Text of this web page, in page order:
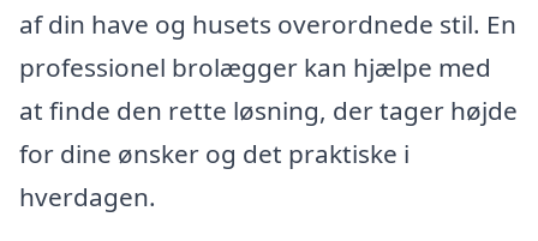
af din have og husets overordnede stil. En
professionel brolægger kan hjælpe med
at finde den rette løsning, der tager højde
for dine ønsker og det praktiske i
hverdagen.